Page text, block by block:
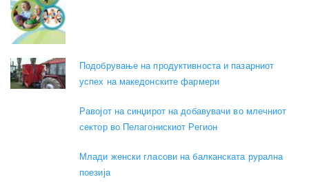
Подобрување на продуктивноста и пазарниот
успех на македонските фармери
Равојот на синџирот на добавувачи во млечниот
сектор во Пелагонискиот Регион
Mлади женски гласови на балканската рурална
поезија